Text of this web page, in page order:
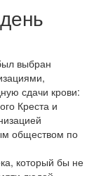
выбран
сдачи крови:
Креста и
обществом по
который бы не